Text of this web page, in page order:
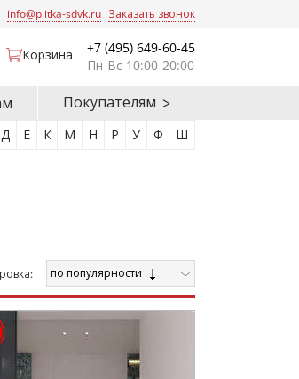
info@plitka-sdvk.ru Заказать звонок
Корзина
+7 (495) 649-60-45
Пн-Вс 10:00-20:00
Покупателям
Д Е К М Н Р У Ф Ш
по популярности